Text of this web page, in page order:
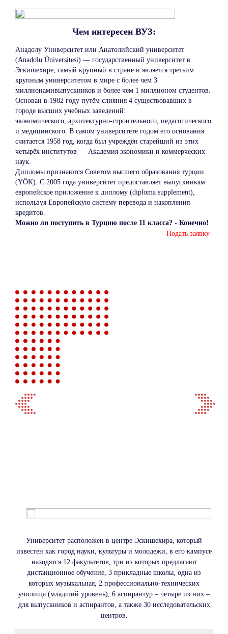
Чем интересен ВУЗ:
Анадолу Университет или Анатолийский университет
(Anadolu Üniversitesi) — государственный университет в
Эскишехире, самый крупный в стране и является третьим
крупным университетом в мире с более чем 3
миллионамивыпускников и более чем 1 миллионом студентов.
Основан в 1982 году путём слияния 4 существовавших в
городе высших учебных заведений:
экономического, архитектурно-строительного, педагогического
и медицинского. В самом университете годом его основания
считается 1958 год, когда был учреждён старейший из этих
четырёх институтов — Академия экономики и коммерческих
наук.
Дипломы признаются Советом высшего образования турции
(YÖK). С 2005 года университет предоставляет выпускникам
европейское приложение к диплому (diploma supplement),
используя Европейскую систему перевода и накопления
кредитов.
Можно ли поступить в Турцию после 11 класса? - Конечно!
Подать заявку
Университет расположен в центре Эскишехира, который
известен как город науки, культуры и молодежи, в его кампусе
находятся 12 факультетов, три из которых предлагают
дистанционное обучение, 3 прикладные школы, одна из
которых музыкальная, 2 профессионально-технических
училища (младший уровень), 6 аспирантур – четыре из них –
для выпускников и аспирантов, а также 30 исследовательских
центров.